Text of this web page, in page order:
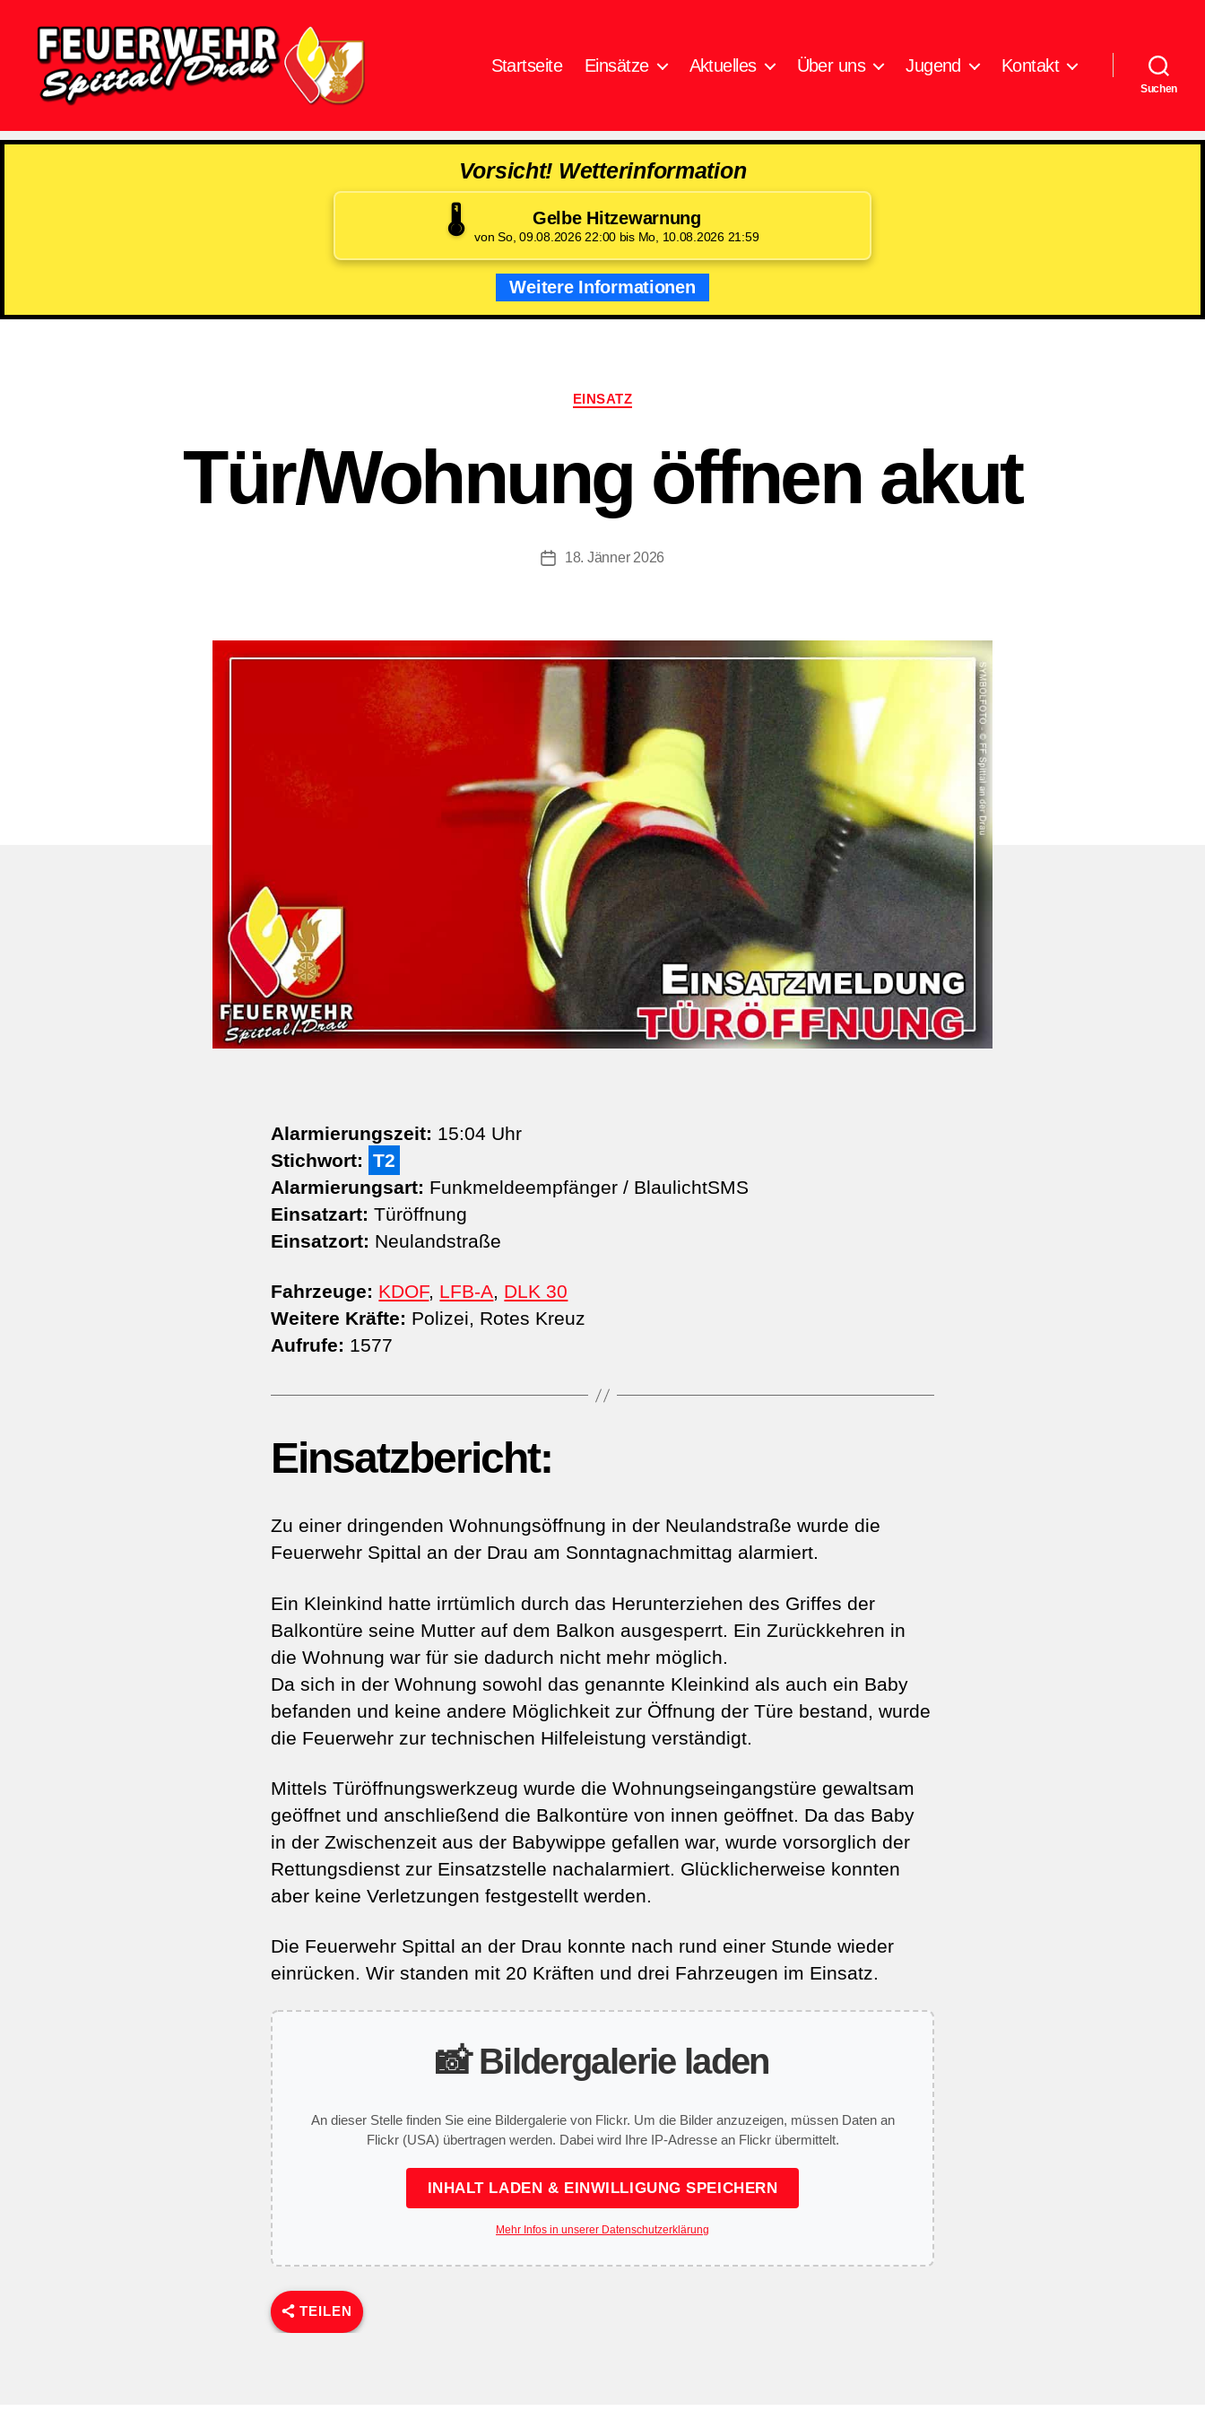
Spittal/Drau
Startseite Einsätze Aktuelles Über uns Jugend Kontakt
Suchen
Vorsicht! Wetterinformation
🌡️ Gelbe Hitzewarnung
von So, 09.08.2026 22:00 bis Mo, 10.08.2026 21:59
Weitere Informationen
Kategorien
EINSATZ
Tür/​Wohnung öffnen akut
Beitragsdatum
18. Jänner 2026
Alarmierungszeit: 15:04 Uhr
Stichwort: T2
Alarmierungsart: Funkmeldeempfänger / BlaulichtSMS
Einsatzart: Türöffnung
Einsatzort: Neulandstraße
Fahrzeuge: KDOF, LFB-A, DLK 30
Weitere Kräfte: Polizei, Rotes Kreuz
Aufrufe: 1577
Einsatzbericht:
Zu einer dringenden Wohnungsöffnung in der Neulandstraße wurde die
Feuerwehr Spittal an der Drau am Sonntagnachmittag alarmiert.
Ein Kleinkind hatte irrtümlich durch das Herunterziehen des Griffes der
Balkontüre seine Mutter auf dem Balkon ausgesperrt. Ein Zurückkehren in
die Wohnung war für sie dadurch nicht mehr möglich.
Da sich in der Wohnung sowohl das genannte Kleinkind als auch ein Baby
befanden und keine andere Möglichkeit zur Öffnung der Türe bestand, wurde
die Feuerwehr zur technischen Hilfeleistung verständigt.
Mittels Türöffnungswerkzeug wurde die Wohnungseingangstüre gewaltsam
geöffnet und anschließend die Balkontüre von innen geöffnet. Da das Baby
in der Zwischenzeit aus der Babywippe gefallen war, wurde vorsorglich der
Rettungsdienst zur Einsatzstelle nachalarmiert. Glücklicherweise konnten
aber keine Verletzungen festgestellt werden.
Die Feuerwehr Spittal an der Drau konnte nach rund einer Stunde wieder
einrücken. Wir standen mit 20 Kräften und drei Fahrzeugen im Einsatz.
📸 Bildergalerie laden
An dieser Stelle finden Sie eine Bildergalerie von Flickr. Um die Bilder anzuzeigen, müssen Daten an
Flickr (USA) übertragen werden. Dabei wird Ihre IP-Adresse an Flickr übermittelt.
INHALT LADEN & EINWILLIGUNG SPEICHERN
Mehr Infos in unserer Datenschutzerklärung
TEILEN